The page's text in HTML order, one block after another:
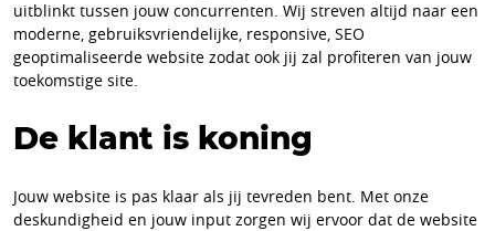
uitblinkt tussen jouw concurrenten. Wij streven altijd naar een
moderne, gebruiksvriendelijke, responsive, SEO
geoptimaliseerde website zodat ook jij zal profiteren van jouw
toekomstige site.
De klant is koning
Jouw website is pas klaar als jij tevreden bent. Met onze
deskundigheid en jouw input zorgen wij ervoor dat de website